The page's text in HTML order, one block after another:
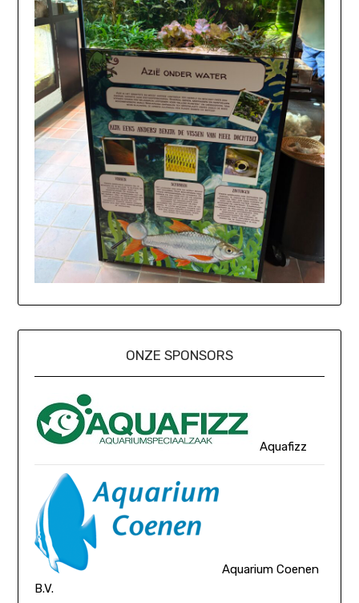
ONZE SPONSORS
Aquafizz
Aquarium Coenen
B.V.